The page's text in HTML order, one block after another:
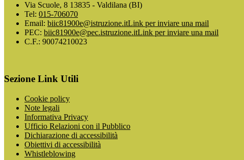
Via Scuole, 8 13835 - Valdilana (BI)
Tel: 015-706070
Email: biic81900e@istruzione.itLink per inviare una mail
PEC: biic81900e@pec.istruzione.itLink per inviare una mail
C.F.: 90074210023
Sezione Link Utili
Cookie policy
Note legali
Informativa Privacy
Ufficio Relazioni con il Pubblico
Dichiarazione di accessibilità
Obiettivi di accessibilità
Whistleblowing